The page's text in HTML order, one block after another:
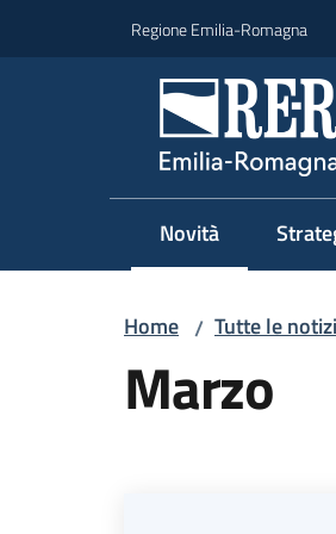
Regione Emilia-Romagna
Novità
Menu selezionato
Home / Tutte le
Marzo